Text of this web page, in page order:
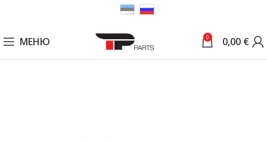
МЕНЮ 0 0,00 €